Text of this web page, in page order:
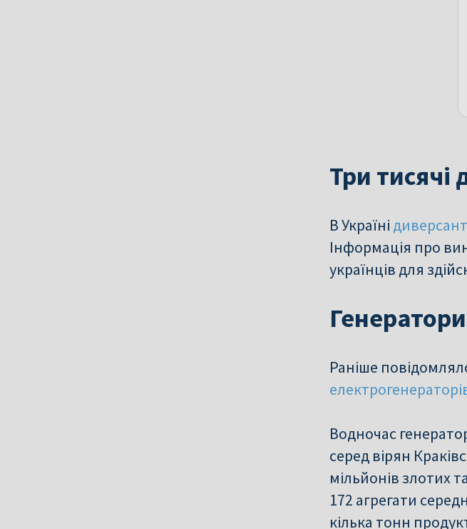
Три тисячі
В Україні
Інформація про
українців для
Раніше
Водночас
серед вірян
мільйонів злотих
172 агрегати
кілька тонн